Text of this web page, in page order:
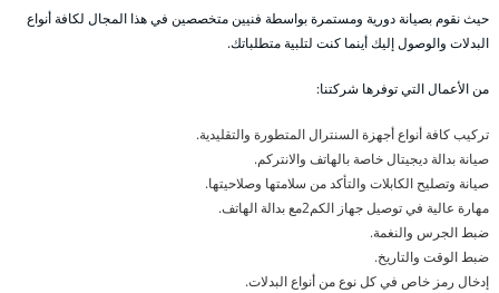
حيث نقوم بصيانة دورية ومستمرة بواسطة فنيين متخصصين في هذا المجال لكافة أنواع
البدلات والوصول إليك أينما كنت لتلبية متطلباتك.
من الأعمال التي توفرها شركتنا:
تركيب كافة أنواع أجهزة السنترال المتطورة والتقليدية.
صيانة بدالة ديجيتال خاصة بالهاتف والانتركم.
صيانة وتصليح الكابلات والتأكد من سلامتها وصلاحيتها.
مهارة عالية في توصيل جهاز الكم2مع بدالة الهاتف.
ضبط الجرس والنغمة.
ضبط الوقت والتاريخ.
إدخال رمز خاص في كل نوع من أنواع البدلات.